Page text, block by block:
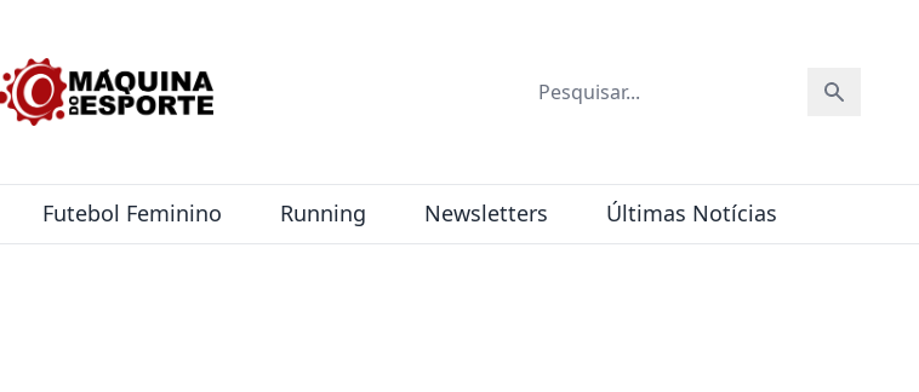
Futebol Feminino Running Newsletters Últimas Notícias